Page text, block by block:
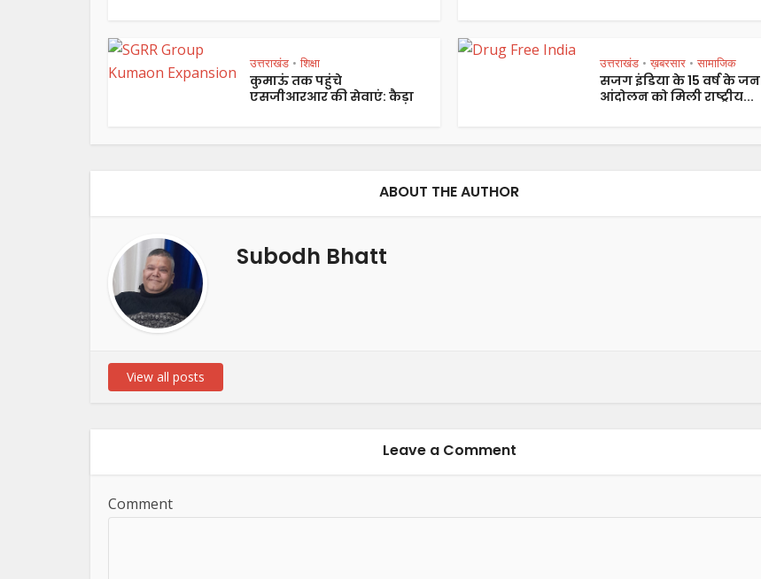
उत्तराखंड • शिक्षा
कुमाऊं तक पहुंचे
एसजीआरआर की सेवाएं: कैड़ा
उत्तराखंड • ख़बरसार • सामाजिक
सजग इंडिया के 15 वर्ष के जन
आंदोलन को मिली राष्ट्रीय...
ABOUT THE AUTHOR
Subodh Bhatt
View all posts
Leave a Comment
Comment